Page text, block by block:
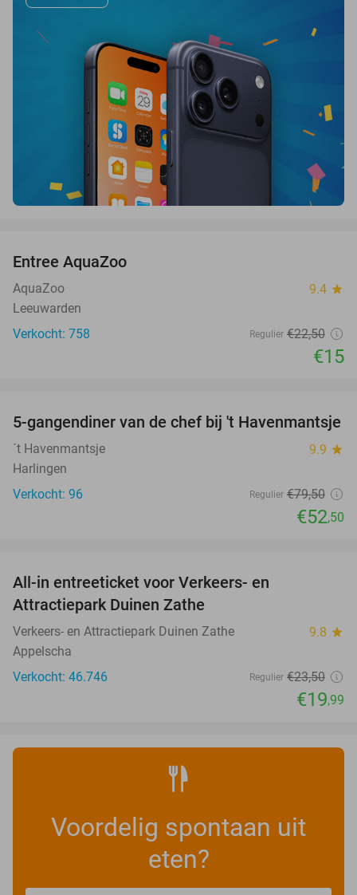
Entree AquaZoo
AquaZoo 9.4 star
Leeuwarden
Verkocht: 758
Regulier €22,50
€15
34%
5-gangendiner van de chef bij 't Havenmantsje
´t Havenmantsje 9.9 star
Harlingen
Verkocht: 96
Regulier €79,50
€52,50
All-in entreeticket voor Verkeers- en
Attractiepark Duinen Zathe
Verkeers- en Attractiepark Duinen Zathe 9.8 star
Appelscha
Verkocht: 46.746
Regulier €23,50
€19,99
Voordelig spontaan uit
eten?